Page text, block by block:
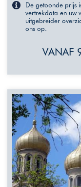
De getoonde prijs
vertrekdata en uw
uitgebreider
ons op.
VANAF